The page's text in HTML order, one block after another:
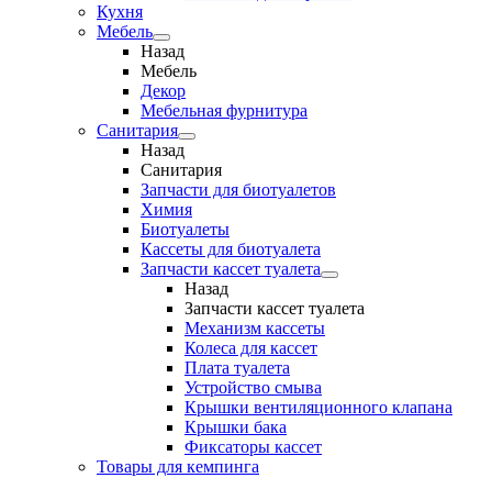
Кухня
Мебель
Назад
Мебель
Декор
Мебельная фурнитура
Санитария
Назад
Санитария
Запчасти для биотуалетов
Химия
Биотуалеты
Кассеты для биотуалета
Запчасти кассет туалета
Назад
Запчасти кассет туалета
Механизм кассеты
Колеса для кассет
Плата туалета
Устройство смыва
Крышки вентиляционного клапана
Крышки бака
Фиксаторы кассет
Товары для кемпинга